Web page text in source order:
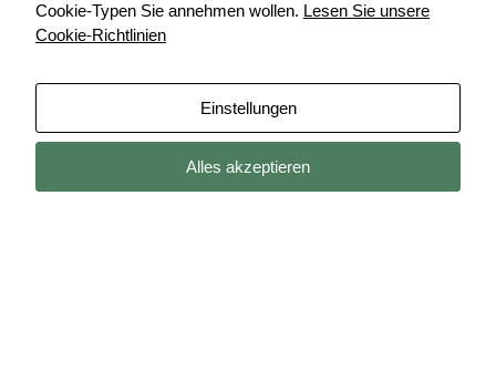
Cookie-Typen Sie annehmen wollen. Lesen Sie unsere
Cookie-Richtlinien
Einstellungen
Alles akzeptieren